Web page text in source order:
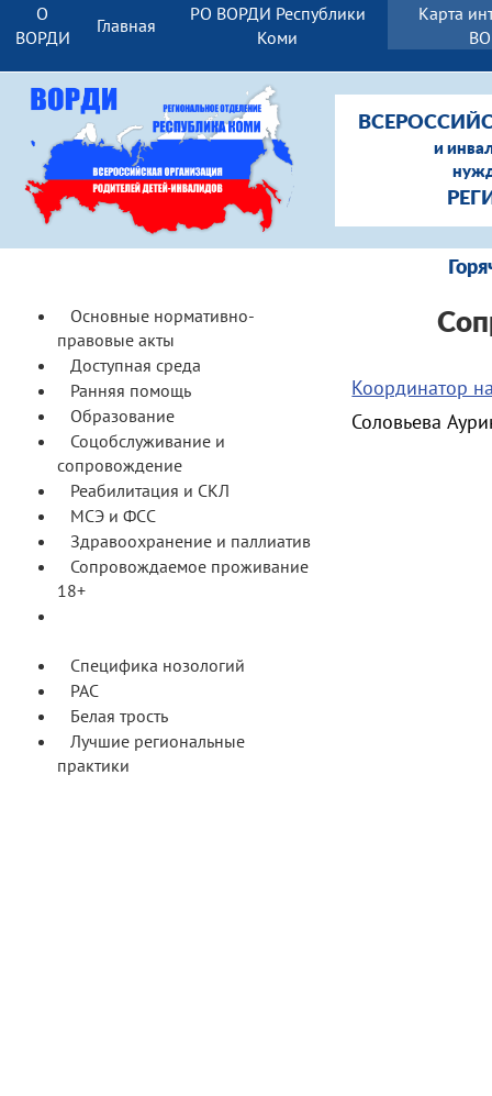
О
ВОРДИ
Главная
РО ВОРДИ Республики
Коми
Карта
и
Основные нормативно-
правовые акты
Доступная среда
Ранняя помощь
Образование
Соцобслуживание и
сопровождение
Реабилитация и СКЛ
МСЭ и ФСС
Здравоохранение и паллиатив
Сопровождаемое проживание
18+
Специфика нозологий
РАС
Белая трость
Лучшие региональные
практики
Координатор
Соловьева